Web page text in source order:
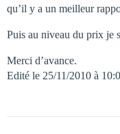
qu’il y a un meilleur
Puis au niveau du prix je
Merci d’avance.
Edité le 25/11/2010 à